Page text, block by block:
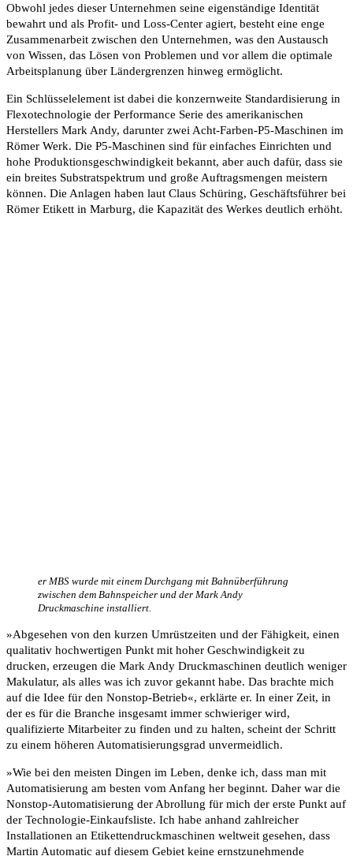
Obwohl jedes dieser Unternehmen seine eigenständige Identität
bewahrt und als Profit- und Loss-Center agiert, besteht eine enge
Zusammenarbeit zwischen den Unternehmen, was den Austausch
von Wissen, das Lösen von Problemen und vor allem die optimale
Arbeitsplanung über Ländergrenzen hinweg ermöglicht.
Ein Schlüsselelement ist dabei die konzernweite Standardisierung in
Flexotechnologie der Performance Serie des amerikanischen
Herstellers Mark Andy, darunter zwei Acht-Farben-P5-Maschinen im
Römer Werk. Die P5-Maschinen sind für einfaches Einrichten und
hohe Produktionsgeschwindigkeit bekannt, aber auch dafür, dass sie
ein breites Substratspektrum und große Auftragsmengen meistern
können. Die Anlagen haben laut Claus Schüring, Geschäftsführer bei
Römer Etikett in Marburg, die Kapazität des Werkes deutlich erhöht.
er MBS wurde mit einem Durchgang mit Bahnüberführung
zwischen dem Bahnspeicher und der Mark Andy
Druckmaschine installiert.
»Abgesehen von den kurzen Umrüstzeiten und der Fähigkeit, einen
qualitativ hochwertigen Punkt mit hoher Geschwindigkeit zu
drucken, erzeugen die Mark Andy Druckmaschinen deutlich weniger
Makulatur, als alles was ich zuvor gekannt habe. Das brachte mich
auf die Idee für den Nonstop-Betrieb«, erklärte er. In einer Zeit, in
der es für die Branche insgesamt immer schwieriger wird,
qualifizierte Mitarbeiter zu finden und zu halten, scheint der Schritt
zu einem höheren Automatisierungsgrad unvermeidlich.
»Wie bei den meisten Dingen im Leben, denke ich, dass man mit
Automatisierung am besten vom Anfang her beginnt. Daher war die
Nonstop-Automatisierung der Abrollung für mich der erste Punkt auf
der Technologie-Einkaufsliste. Ich habe anhand zahlreicher
Installationen an Etikettendruckmaschinen weltweit gesehen, dass
Martin Automatic auf diesem Gebiet keine ernstzunehmende